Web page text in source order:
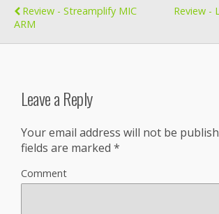
Review - Streamplify MIC
ARM
Review -
Leave a Reply
Your email address will not be
fields are marked *
Comment